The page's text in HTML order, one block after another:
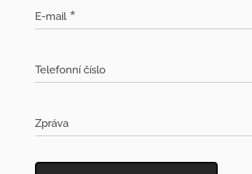
E-mail
Telefonní číslo
Zpráva